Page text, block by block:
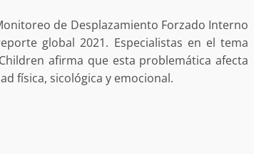
de Desplazamiento Forzado Interno
global 2021. Especialistas en el tema
afirma que esta problemática afecta
física, sicológica y emocional.